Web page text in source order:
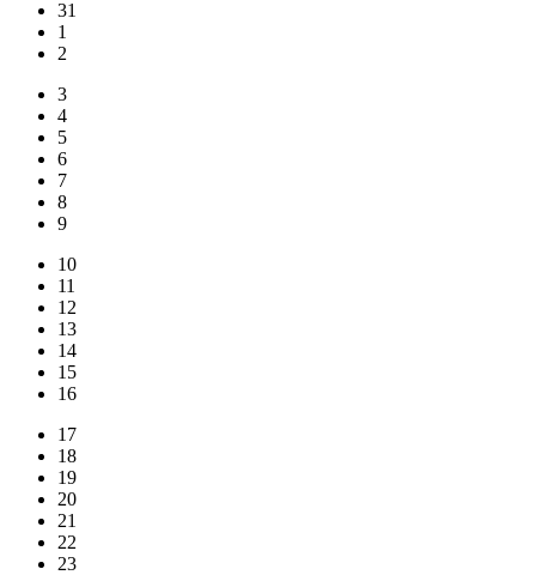
31
1
2
3
4
5
6
7
8
9
10
11
12
13
14
15
16
17
18
19
20
21
22
23